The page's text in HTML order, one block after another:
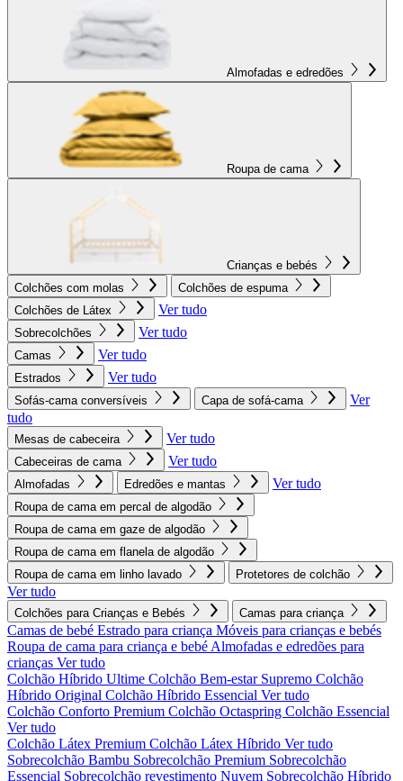
Almofadas e edredões
Roupa de cama
Crianças e bebés
Colchões com molas
Colchões de espuma
Colchões de Látex
Ver tudo
Sobrecolchões Ver tudo
Camas Ver tudo
Estrados Ver tudo
Sofás-cama conversíveis Capa de sofá-cama
Ver
tudo
Mesas de cabeceira Ver tudo
Cabeceiras de cama Ver tudo
Almofadas Edredões e mantas Ver tudo
Roupa de cama em percal de algodão
Roupa de cama em gaze de algodão
Roupa de cama em flanela de algodão
Roupa de cama em linho lavado
Protetores de colchão
Ver tudo
Colchões para Crianças e Bebés Camas para criança
Camas de bebé Estrado para criança Móveis para crianças e bebés
Roupa de cama para criança e bebé Almofadas e edredões para
crianças Ver tudo
Colchão Híbrido Ultime Colchão Bem-estar Supremo Colchão
Híbrido Original Colchão Híbrido Essencial Ver tudo
Colchão Conforto Premium Colchão Octaspring Colchão Essencial
Ver tudo
Colchão Látex Premium Colchão Látex Híbrido Ver tudo
Sobrecolchão Bambu Sobrecolchão Premium Sobrecolchão
Essencial Sobrecolchão revestimento Nuvem Sobrecolchão Híbrido